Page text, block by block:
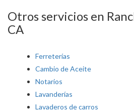
Otros servicios en
CA
Ferreterías
Cambio de Aceite
Notarios
Lavanderías
Lavaderos de carros